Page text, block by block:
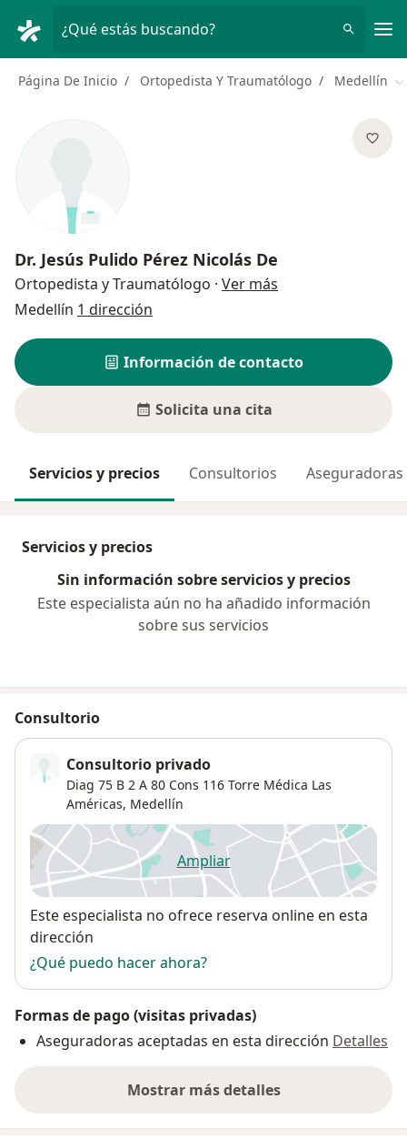
¿Qué estás buscando?
Página De Inicio Ortopedista Y Traumatólogo Medellín
Dr. Jesús Pulido Pérez Nicolás De
Ortopedista y Traumatólogo · Ver más
Medellín 1 dirección
Información de contacto
Solicita una cita
Servicios y precios Consultorios Aseguradoras
Servicios y precios
Sin información sobre servicios y precios
Este especialista aún no ha añadido información
sobre sus servicios
Consultorio
Consultorio privado
Diag 75 B 2 A 80 Cons 116 Torre Médica Las
Américas, Medellín
Ampliarse abre en una nueva
Disponibilidad
Este especialista no ofrece reserva online en esta
dirección
¿Qué puedo hacer ahora?
Formas de pago (visitas privadas)
Aseguradoras aceptadas en esta dirección Detalles
Mostrar más detalles
sobre la dirección